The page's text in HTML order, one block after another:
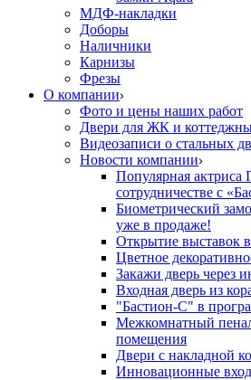
МДФ-накладки
Доборы
Наличники
Карнизы
Фрезы
О компании
Фото и цены наших работ
Двери для ЖК и
Видеозаписи о стальных
Новости компании
Популярная актриса
сотрудничестве с
Биометрический
уже в продаже!
Открытие выставок
Цветное
Закажи дверь через
Входная дверь из
"Бастион-С" в
Межкомнатный
помещения
Двери с накладной
Инновационные